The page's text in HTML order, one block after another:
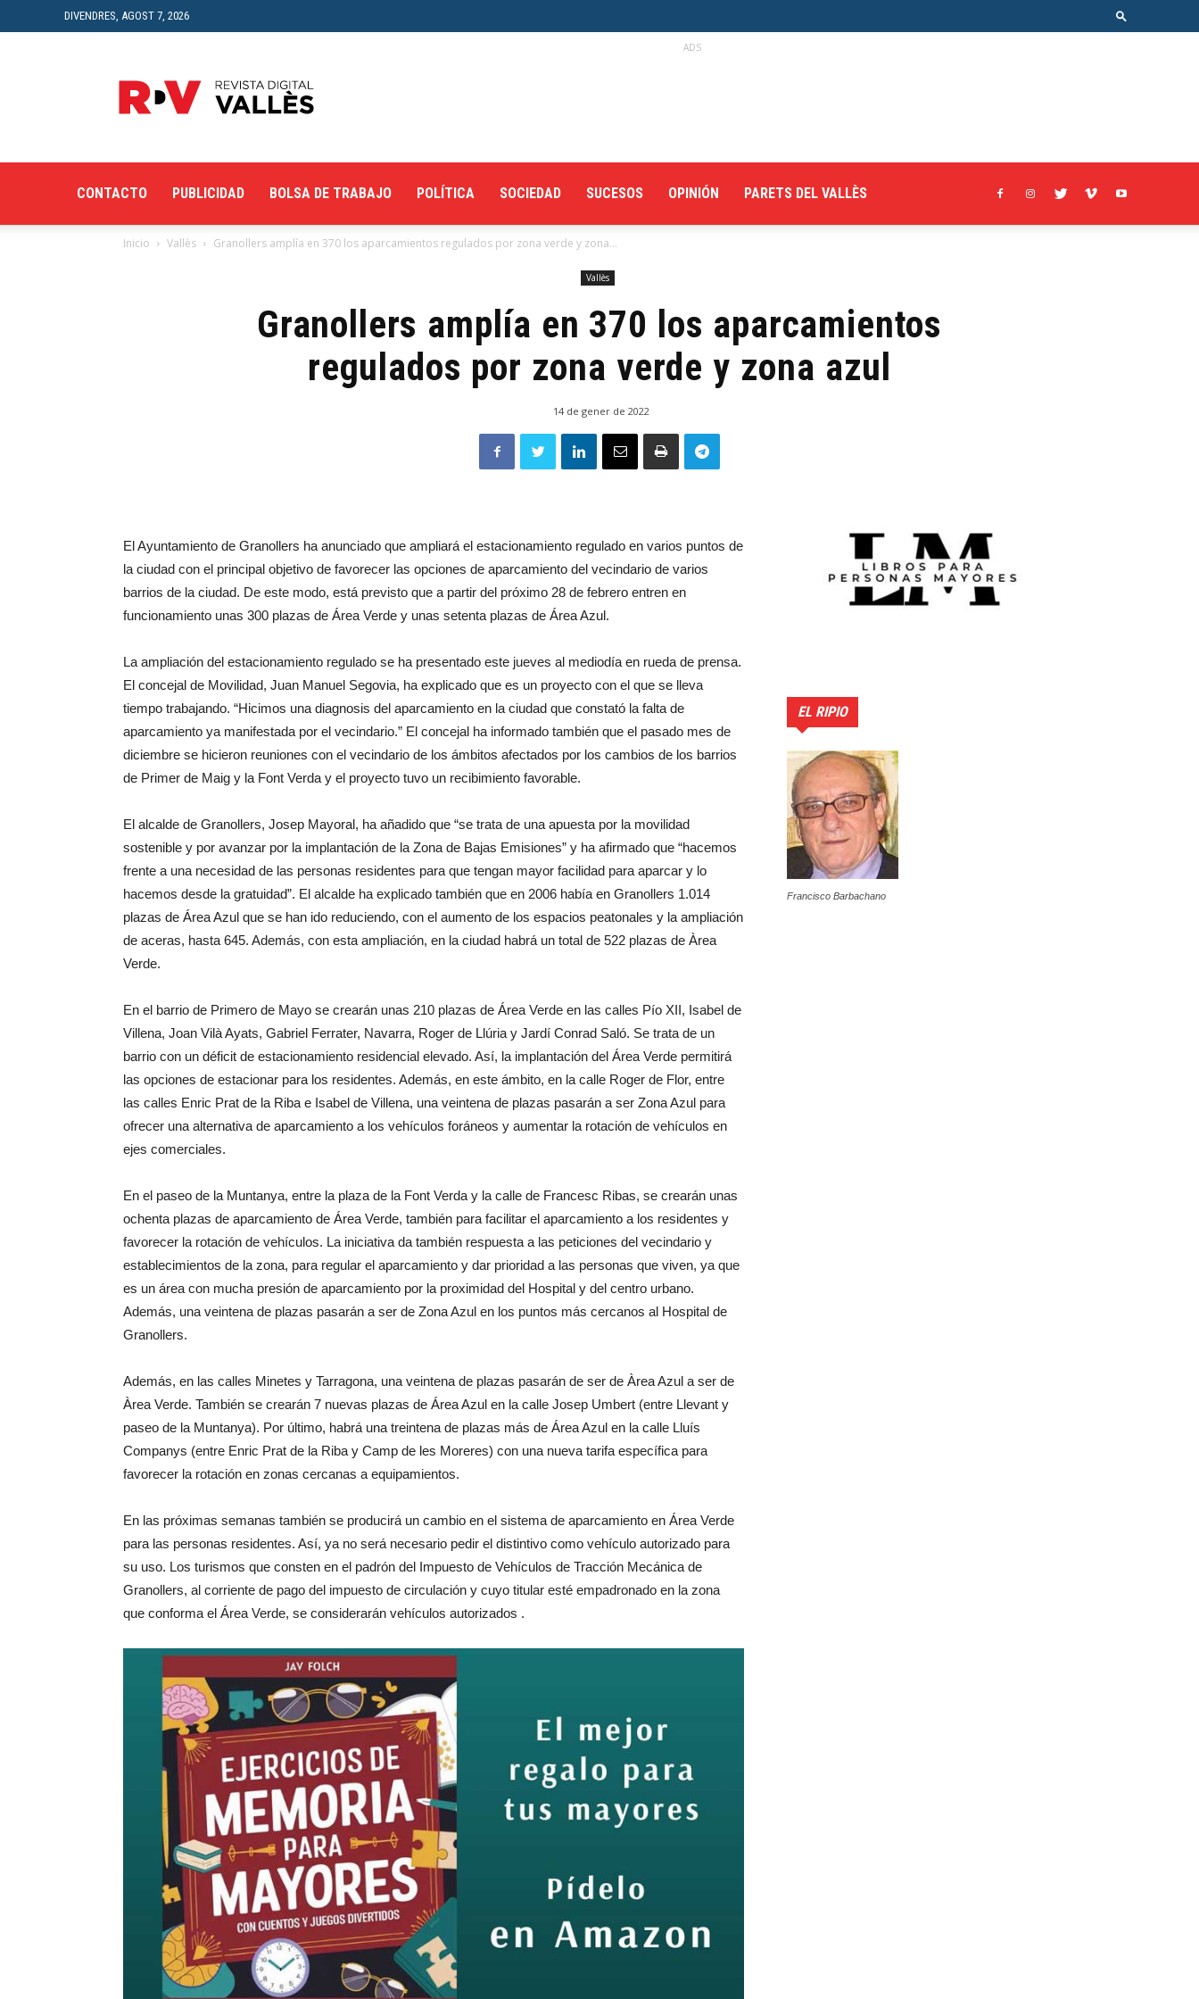
DIVENDRES, AGOST 7, 2026
Digital
del
ADS
CONTACTO PUBLICIDAD BOLSA DE TRABAJO POLÍTICA SOCIEDAD SUCESOS OPINIÓN PARETS DEL VALLÈS
Inicio Vallès Granollers amplía en 370 los aparcamientos regulados por zona verde y zona...
Vallès
Granollers amplía en 370 los aparcamientos
regulados por zona verde y zona azul
14 de gener de 2022
El Ayuntamiento de Granollers ha anunciado que ampliará el estacionamiento regulado en varios puntos de
la ciudad con el principal objetivo de favorecer las opciones de aparcamiento del vecindario de varios
barrios de la ciudad. De este modo, está previsto que a partir del próximo 28 de febrero entren en
funcionamiento unas 300 plazas de Área Verde y unas setenta plazas de Área Azul.
La ampliación del estacionamiento regulado se ha presentado este jueves al mediodía en rueda de prensa.
El concejal de Movilidad, Juan Manuel Segovia, ha explicado que es un proyecto con el que se lleva
tiempo trabajando. “Hicimos una diagnosis del aparcamiento en la ciudad que constató la falta de
aparcamiento ya manifestada por el vecindario.” El concejal ha informado también que el pasado mes de
diciembre se hicieron reuniones con el vecindario de los ámbitos afectados por los cambios de los barrios
de Primer de Maig y la Font Verda y el proyecto tuvo un recibimiento favorable.
El alcalde de Granollers, Josep Mayoral, ha añadido que “se trata de una apuesta por la movilidad
sostenible y por avanzar por la implantación de la Zona de Bajas Emisiones” y ha afirmado que “hacemos
frente a una necesidad de las personas residentes para que tengan mayor facilidad para aparcar y lo
hacemos desde la gratuidad”. El alcalde ha explicado también que en 2006 había en Granollers 1.014
plazas de Área Azul que se han ido reduciendo, con el aumento de los espacios peatonales y la ampliación
de aceras, hasta 645. Además, con esta ampliación, en la ciudad habrá un total de 522 plazas de Àrea
Verde.
En el barrio de Primero de Mayo se crearán unas 210 plazas de Área Verde en las calles Pío XII, Isabel de
Villena, Joan Vilà Ayats, Gabriel Ferrater, Navarra, Roger de Llúria y Jardí Conrad Saló. Se trata de un
barrio con un déficit de estacionamiento residencial elevado. Así, la implantación del Área Verde permitirá
las opciones de estacionar para los residentes. Además, en este ámbito, en la calle Roger de Flor, entre
las calles Enric Prat de la Riba e Isabel de Villena, una veintena de plazas pasarán a ser Zona Azul para
ofrecer una alternativa de aparcamiento a los vehículos foráneos y aumentar la rotación de vehículos en
ejes comerciales.
En el paseo de la Muntanya, entre la plaza de la Font Verda y la calle de Francesc Ribas, se crearán unas
ochenta plazas de aparcamiento de Área Verde, también para facilitar el aparcamiento a los residentes y
favorecer la rotación de vehículos. La iniciativa da también respuesta a las peticiones del vecindario y
establecimientos de la zona, para regular el aparcamiento y dar prioridad a las personas que viven, ya que
es un área con mucha presión de aparcamiento por la proximidad del Hospital y del centro urbano.
Además, una veintena de plazas pasarán a ser de Zona Azul en los puntos más cercanos al Hospital de
Granollers.
Además, en las calles Minetes y Tarragona, una veintena de plazas pasarán de ser de Àrea Azul a ser de
Àrea Verde. También se crearán 7 nuevas plazas de Área Azul en la calle Josep Umbert (entre Llevant y
paseo de la Muntanya). Por último, habrá una treintena de plazas más de Área Azul en la calle Lluís
Companys (entre Enric Prat de la Riba y Camp de les Moreres) con una nueva tarifa específica para
favorecer la rotación en zonas cercanas a equipamientos.
En las próximas semanas también se producirá un cambio en el sistema de aparcamiento en Área Verde
para las personas residentes. Así, ya no será necesario pedir el distintivo como vehículo autorizado para
su uso. Los turismos que consten en el padrón del Impuesto de Vehículos de Tracción Mecánica de
Granollers, al corriente de pago del impuesto de circulación y cuyo titular esté empadronado en la zona
que conforma el Área Verde, se considerarán vehículos autorizados .
EL RIPIO
Francisco Barbachano